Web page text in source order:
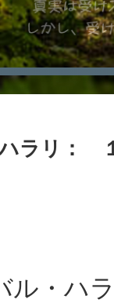
ラリ：
ル・ハ